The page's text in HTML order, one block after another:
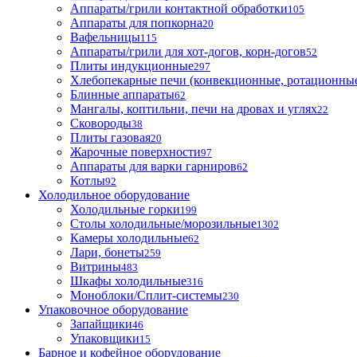
Аппараты/грили контактной обработки105
Аппараты для попкорна20
Вафельницы115
Аппараты/грили для хот-догов, корн-догов52
Плиты индукционные297
Хлебопекарные печи (конвекционные,
Блинные аппараты62
Мангалы, коптильни, печи на дровах и углях22
Сковороды38
Плиты газовая20
Жарочные поверхности97
Аппараты для варки гарниров62
Котлы92
Холодильное оборудование
Холодильные горки199
Столы холодильные/морозильные1302
Камеры холодильные62
Лари, бонеты259
Витрины483
Шкафы холодильные316
Моноблоки/Сплит-системы230
Упаковочное оборудование
Запайщики46
Упаковщики15
Барное и кофейное оборудование